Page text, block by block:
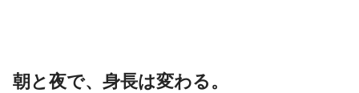
朝と夜で、身長は変わる。